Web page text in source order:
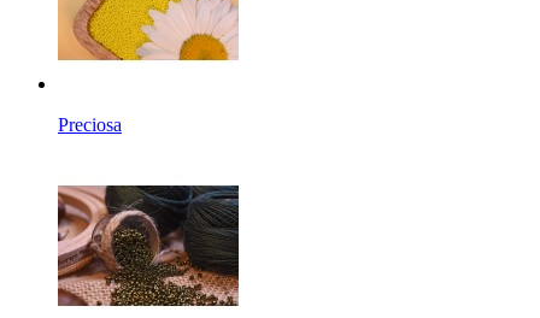
Preciosa